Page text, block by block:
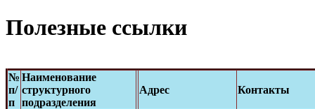
Полезные ссылки
№
п/
п
Наименование
структурного
подразделения
Адрес Контакты